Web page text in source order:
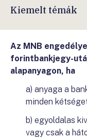
Kiemelt témák
Az MNB
forintbankjegy-
alapanyagon, ha
a) anyaga a
minden
b) egyoldalas
vagy csak a